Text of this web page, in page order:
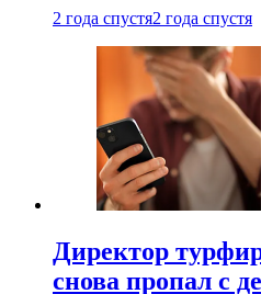
2 года спустя2 года спустя
Директор
снова пропал с